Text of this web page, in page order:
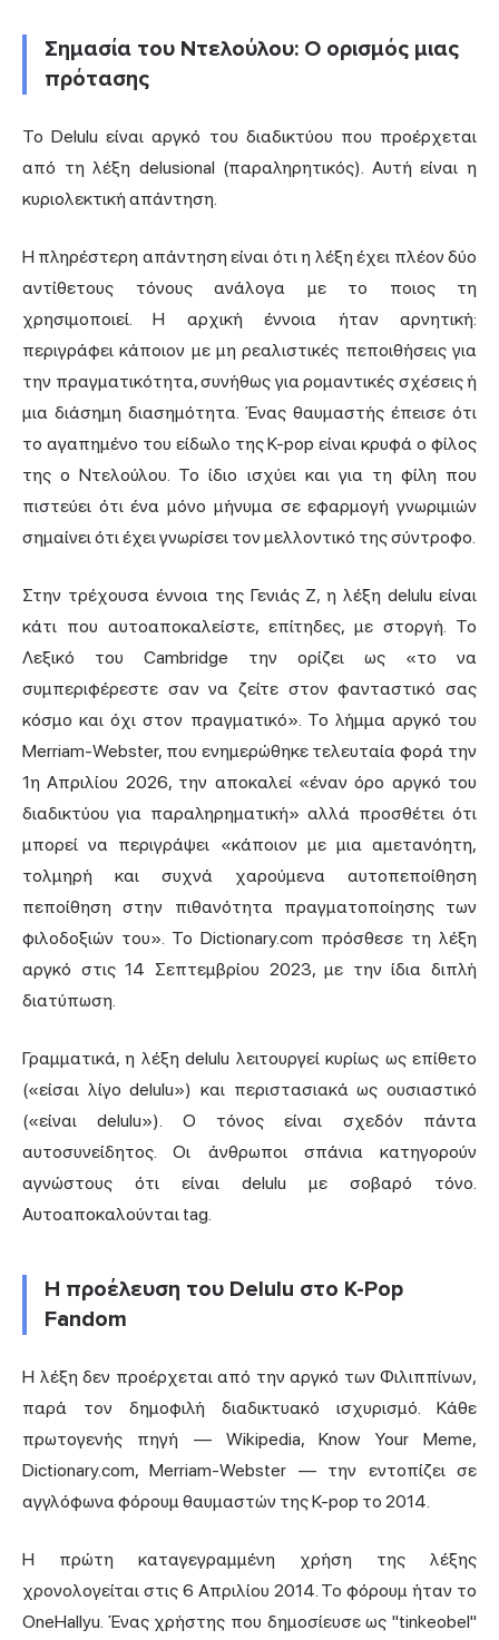
Σημασία του Ντελούλου: Ο ορισμός μιας
πρότασης
Το Delulu είναι αργκό του διαδικτύου που προέρχεται
από τη λέξη delusional (παραληρητικός). Αυτή είναι η
κυριολεκτική απάντηση.
Η πληρέστερη απάντηση είναι ότι η λέξη έχει πλέον δύο
αντίθετους τόνους ανάλογα με το ποιος τη
χρησιμοποιεί. Η αρχική έννοια ήταν αρνητική:
περιγράφει κάποιον με μη ρεαλιστικές πεποιθήσεις για
την πραγματικότητα, συνήθως για ρομαντικές σχέσεις ή
μια διάσημη διασημότητα. Ένας θαυμαστής έπεισε ότι
το αγαπημένο του είδωλο της K-pop είναι κρυφά ο φίλος
της ο Ντελούλου. Το ίδιο ισχύει και για τη φίλη που
πιστεύει ότι ένα μόνο μήνυμα σε εφαρμογή γνωριμιών
σημαίνει ότι έχει γνωρίσει τον μελλοντικό της σύντροφο.
Στην τρέχουσα έννοια της Γενιάς Z, η λέξη delulu είναι
κάτι που αυτοαποκαλείστε, επίτηδες, με στοργή. Το
Λεξικό του Cambridge την ορίζει ως «το να
συμπεριφέρεστε σαν να ζείτε στον φανταστικό σας
κόσμο και όχι στον πραγματικό». Το λήμμα αργκό του
Merriam-Webster, που ενημερώθηκε τελευταία φορά την
1η Απριλίου 2026, την αποκαλεί «έναν όρο αργκό του
διαδικτύου για παραληρηματική» αλλά προσθέτει ότι
μπορεί να περιγράψει «κάποιον με μια αμετανόητη,
τολμηρή και συχνά χαρούμενα αυτοπεποίθηση
πεποίθηση στην πιθανότητα πραγματοποίησης των
φιλοδοξιών του». Το Dictionary.com πρόσθεσε τη λέξη
αργκό στις 14 Σεπτεμβρίου 2023, με την ίδια διπλή
διατύπωση.
Γραμματικά, η λέξη delulu λειτουργεί κυρίως ως επίθετο
(«είσαι λίγο delulu») και περιστασιακά ως ουσιαστικό
(«είναι delulu»). Ο τόνος είναι σχεδόν πάντα
αυτοσυνείδητος. Οι άνθρωποι σπάνια κατηγορούν
αγνώστους ότι είναι delulu με σοβαρό τόνο.
Αυτοαποκαλούνται tag.
Η προέλευση του Delulu στο K-Pop
Fandom
Η λέξη δεν προέρχεται από την αργκό των Φιλιππίνων,
παρά τον δημοφιλή διαδικτυακό ισχυρισμό. Κάθε
πρωτογενής πηγή — Wikipedia, Know Your Meme,
Dictionary.com, Merriam-Webster — την εντοπίζει σε
αγγλόφωνα φόρουμ θαυμαστών της K-pop το 2014.
Η πρώτη καταγεγραμμένη χρήση της λέξης
χρονολογείται στις 6 Απριλίου 2014. Το φόρουμ ήταν το
OneHallyu. Ένας χρήστης που δημοσίευσε ως "tinkeobel"